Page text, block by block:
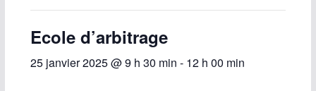
Ecole d’arbitrage
25 janvier 2025 @ 9 h 30 min - 12 h 00 min